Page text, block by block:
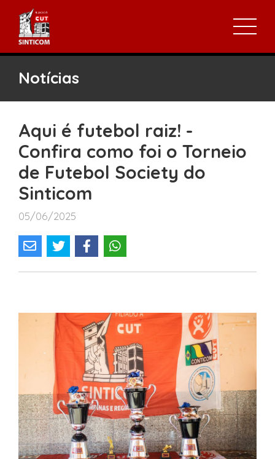
Notícias
Aqui é futebol raiz! -
Confira como foi o Torneio
de Futebol Society do
Sinticom
05/06/2025